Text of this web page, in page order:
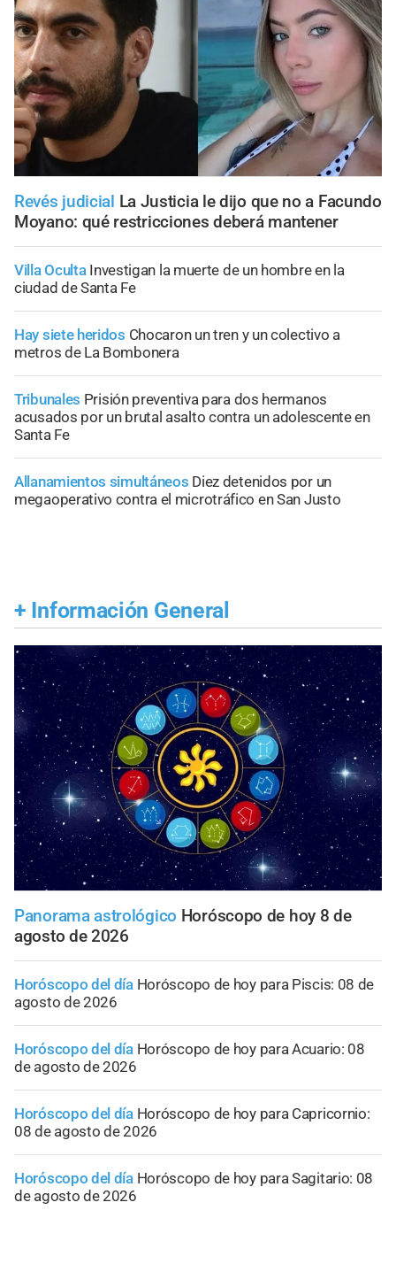
Revés judicial La Justicia le dijo que no a Facundo
Moyano: qué restricciones deberá mantener
Villa Oculta Investigan la muerte de un hombre en la
ciudad de Santa Fe
Hay siete heridos Chocaron un tren y un colectivo a
metros de La Bombonera
Tribunales Prisión preventiva para dos hermanos
acusados por un brutal asalto contra un adolescente en
Santa Fe
Allanamientos simultáneos Diez detenidos por un
megaoperativo contra el microtráfico en San Justo
+ Información General
Panorama astrológico Horóscopo de hoy 8 de
agosto de 2026
Horóscopo del día Horóscopo de hoy para Piscis: 08 de
agosto de 2026
Horóscopo del día Horóscopo de hoy para Acuario: 08
de agosto de 2026
Horóscopo del día Horóscopo de hoy para Capricornio:
08 de agosto de 2026
Horóscopo del día Horóscopo de hoy para Sagitario: 08
de agosto de 2026